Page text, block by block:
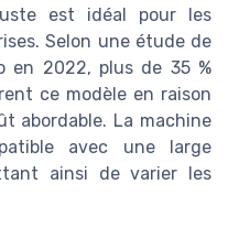
est idéal pour les
Selon une étude de
en 2022, plus de 35 %
ce modèle en raison
abordable. La machine
avec une large
ainsi de varier les